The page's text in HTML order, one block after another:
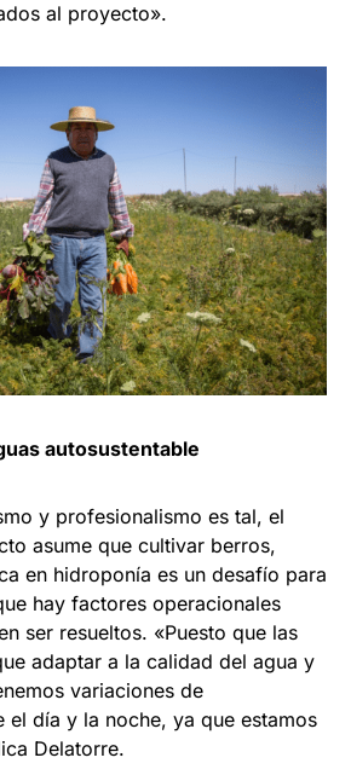
al proyecto».
autosustentable
y profesionalismo es tal, el
asume que cultivar berros,
en hidroponía es un desafío para
hay factores operacionales
ser resueltos. «Puesto que las
adaptar a la calidad del agua y
variaciones de
el día y la noche, ya que estamos
Delatorre.